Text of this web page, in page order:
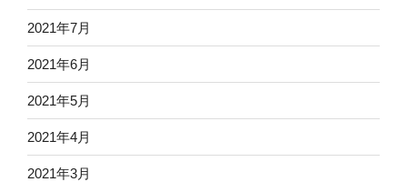
2021年7月
2021年6月
2021年5月
2021年4月
2021年3月